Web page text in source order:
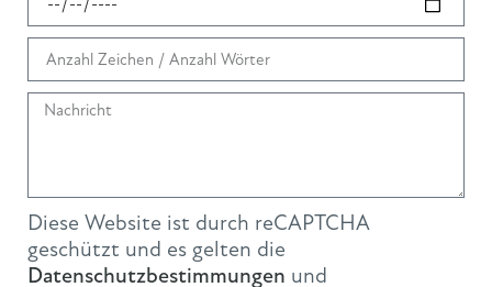
Diese Website ist durch reCAPTCHA
geschützt und es gelten die
Datenschutzbestimmungen und